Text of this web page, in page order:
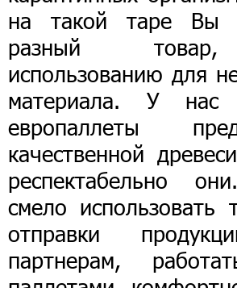
на такой таре Вы
разный товар,
использованию для
материала. У
европаллеты
качественной
респектабельно
смело использовать
отправки
партнерам,